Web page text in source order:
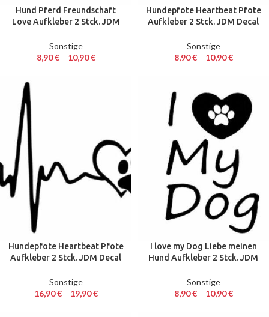
Hund Pferd Freundschaft
Love Aufkleber 2 Stck. JDM
Sonstige
8,90€– 10,90€
Hundepfote Heartbeat Pfote
Aufkleber 2 Stck. JDM Decal
Sonstige
8,90€– 10,90€
Hundepfote Heartbeat Pfote
Aufkleber 2 Stck. JDM Decal
Sonstige
16,90€– 19,90€
I love my Dog Liebe meinen
Hund Aufkleber 2 Stck. JDM
Sonstige
8,90€– 10,90€